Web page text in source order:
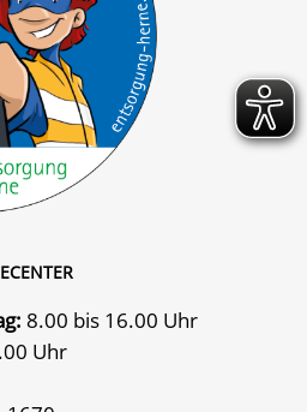
8.00 bis 16.00 Uhr
Uhr